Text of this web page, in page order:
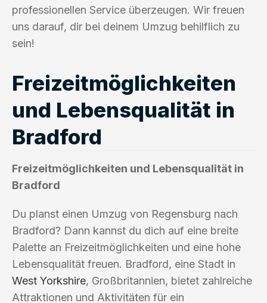
professionellen Service überzeugen. Wir freuen
uns darauf, dir bei deinem Umzug behilflich zu
sein!
Freizeitmöglichkeiten
und Lebensqualität in
Bradford
Freizeitmöglichkeiten und Lebensqualität in
Bradford
Du planst einen Umzug von Regensburg nach
Bradford? Dann kannst du dich auf eine breite
Palette an Freizeitmöglichkeiten und eine hohe
Lebensqualität freuen. Bradford, eine Stadt in
West Yorkshire, Großbritannien, bietet zahlreiche
Attraktionen und Aktivitäten für ein